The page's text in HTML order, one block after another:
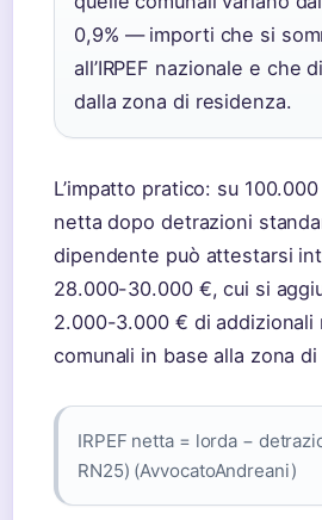
0,9% — importi che si
all’IRPEF nazionale e che
dalla zona di residenza.
L’impatto pratico: su 100.000
netta dopo detrazioni
dipendente può attestarsi
28.000-30.000 €, cui si
2.000-3.000 € di addizionali
comunali in base alla zona
IRPEF netta = lorda −
RN25) (AvvocatoAndreani)